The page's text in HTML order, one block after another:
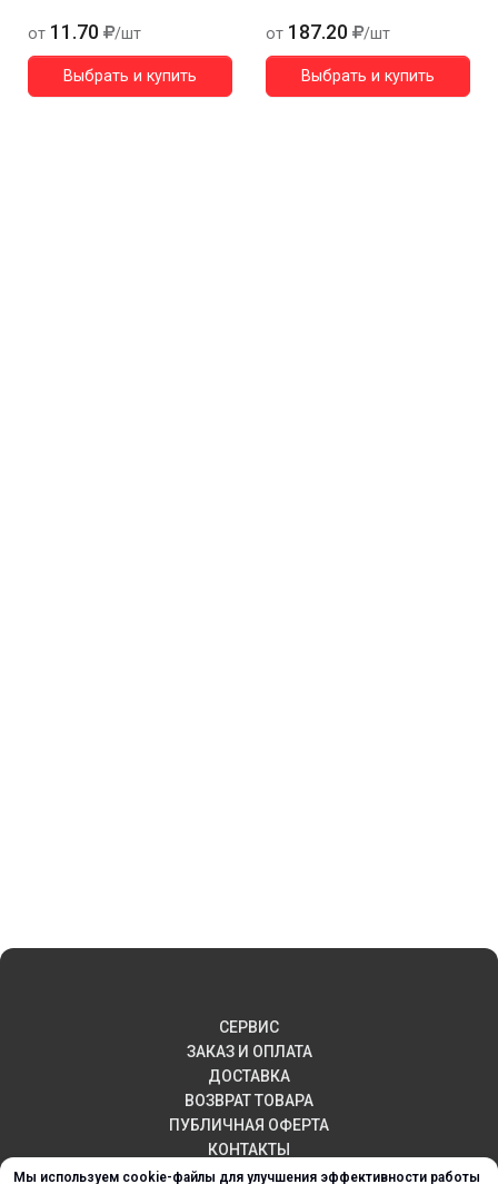
Мы используем cookie-файлы для улучшения эффективности работы
от 11.70 /шт
Выбрать и купить
от 187.20 /шт
Выбрать и купить
СЕРВИС
ЗАКАЗ И ОПЛАТА
ДОСТАВКА
ВОЗВРАТ ТОВАРА
ПУБЛИЧНАЯ ОФЕРТА
КОНТАКТЫ